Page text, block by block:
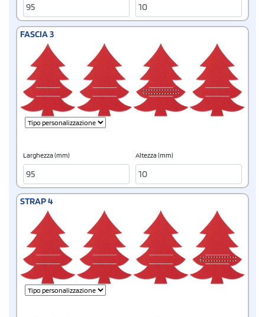
FASCIA 3
Larghezza (mm) Altezza (mm)
STRAP 4